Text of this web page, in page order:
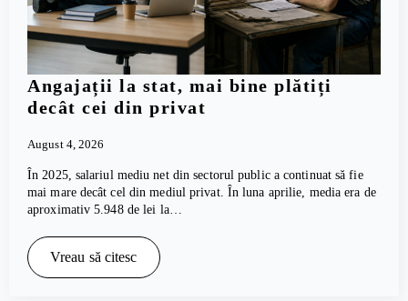
Angajații la stat, mai bine plătiți
decât cei din privat
August 4, 2026
În 2025, salariul mediu net din sectorul public a continuat să fie
mai mare decât cel din mediul privat. În luna aprilie, media era de
aproximativ 5.948 de lei la…
Vreau să citesc